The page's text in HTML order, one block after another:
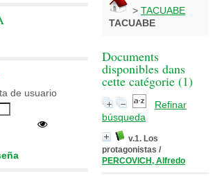
> TACUABE
TACUABE
Documents
disponibles dans
cette catégorie (1)
Refinar
búsqueda
v.1. Los
protagonistas /
PERCOVICH, Alfredo
de usuario